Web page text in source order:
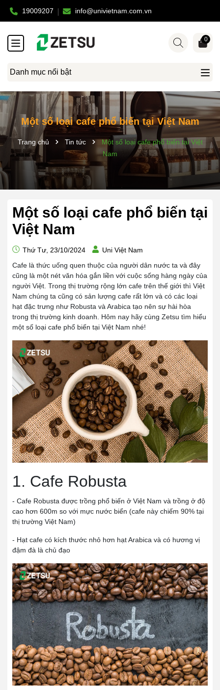
19009207 info@univietnam.com.vn
Danh mục nổi bật
0
Một số loại cafe phổ biến tại Việt Nam
Trang chủ Tin tức
Một số loại cafe phổ biến tại Việt
Nam
Một số loại cafe phổ biến tại
Việt Nam
Thứ Tư, 23/10/2024
Uni Việt Nam
Cafe là thức uống quen thuộc của người dân nước ta và đây
cũng là một nét văn hóa gắn liền với cuộc sống hàng ngày của
người Việt. Trong thị trường rộng lớn cafe trên thế giới thì Việt
Nam chúng ta cũng có sản lượng cafe rất lớn và có các loại
hạt đặc trưng như Robusta và Arabica tạo nên sự hài hòa
trong thị trường kinh doanh. Hôm nay hãy cùng Zetsu tìm hiểu
một số loại cafe phổ biến tại Việt Nam nhé!
1. Cafe Robusta
- Cafe Robusta được trồng phổ biến ở Việt Nam và trồng ở độ
cao hơn 600m so với mực nước biển (cafe này chiếm 90% tại
thị trường Việt Nam)
- Hạt cafe có kích thước nhỏ hơn hạt Arabica và có hương vị
đậm đà là chủ đạo